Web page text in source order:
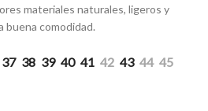
materiales naturales, ligeros y
buena comodidad.
37 38 39 40 41 42 43 44 45